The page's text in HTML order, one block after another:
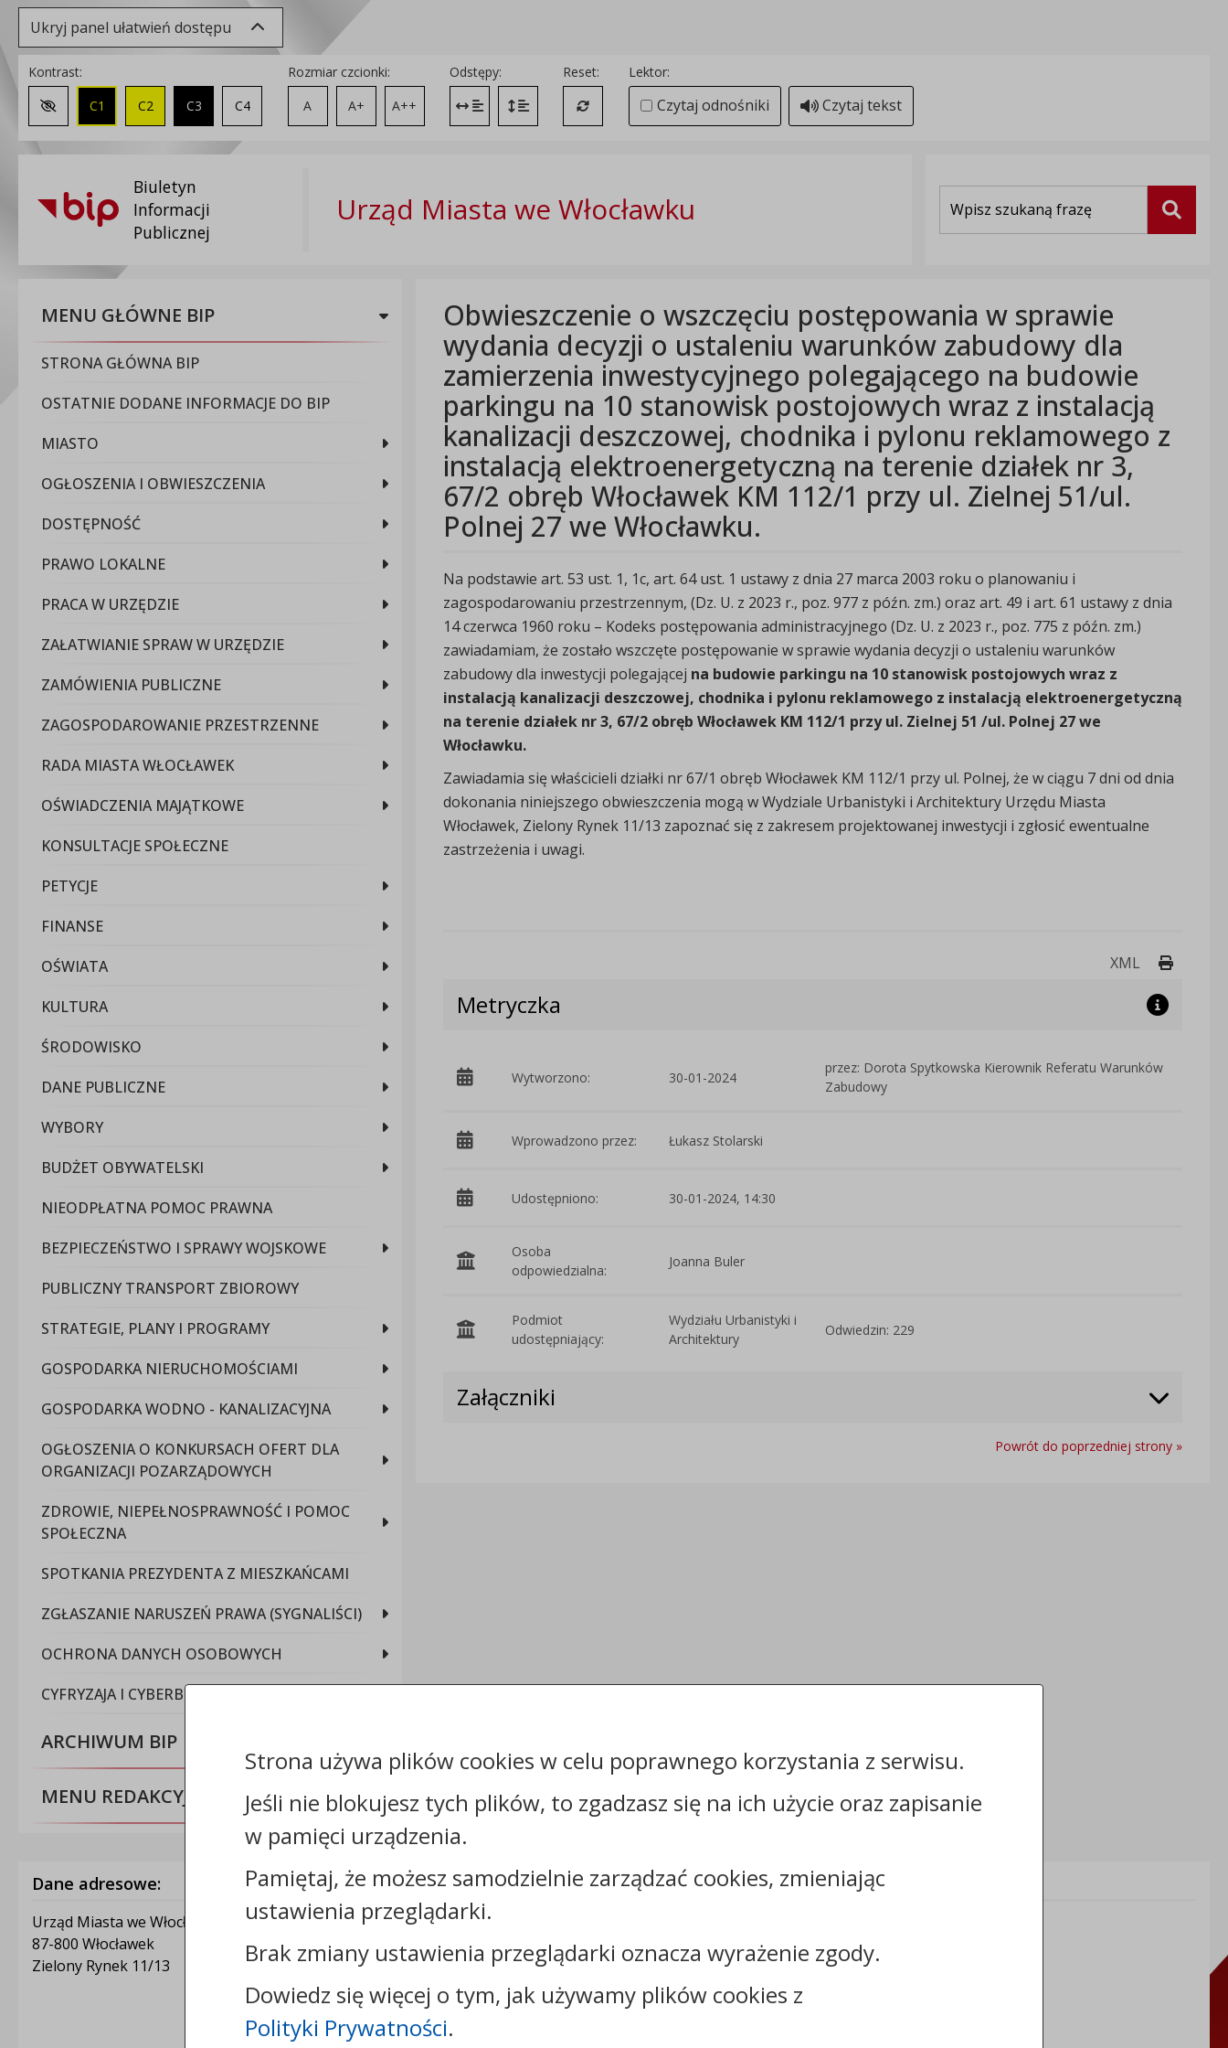
Ukryj panel ułatwień dostępu
Kontrast:
Zmień kontrast na domyślny
C1 C2 C3 C4
Rozmiar czcionki:
A
A+ A++
Odstępy:
Zmień odstęp między literami
Zmień interlinię i margines między paragrafami
Reset:
Przywróć ustawienia domyślne
Lektor:
Czytaj odnośniki Czytaj tekst
Biuletyn
Informacji
Publicznej
Urząd Miasta we Włocławku Szukaj
MENU GŁÓWNE BIP
STRONA GŁÓWNA BIP
OSTATNIE DODANE INFORMACJE DO BIP
MIASTO
OGŁOSZENIA I OBWIESZCZENIA
DOSTĘPNOŚĆ
PRAWO LOKALNE
PRACA W URZĘDZIE
ZAŁATWIANIE SPRAW W URZĘDZIE
ZAMÓWIENIA PUBLICZNE
ZAGOSPODAROWANIE PRZESTRZENNE
RADA MIASTA WŁOCŁAWEK
OŚWIADCZENIA MAJĄTKOWE
KONSULTACJE SPOŁECZNE
PETYCJE
FINANSE
OŚWIATA
KULTURA
ŚRODOWISKO
DANE PUBLICZNE
WYBORY
BUDŻET OBYWATELSKI
NIEODPŁATNA POMOC PRAWNA
BEZPIECZEŃSTWO I SPRAWY WOJSKOWE
PUBLICZNY TRANSPORT ZBIOROWY
STRATEGIE, PLANY I PROGRAMY
GOSPODARKA NIERUCHOMOŚCIAMI
GOSPODARKA WODNO - KANALIZACYJNA
OGŁOSZENIA O KONKURSACH OFERT DLA
ORGANIZACJI POZARZĄDOWYCH
ZDROWIE, NIEPEŁNOSPRAWNOŚĆ I POMOC
SPOŁECZNA
SPOTKANIA PREZYDENTA Z MIESZKAŃCAMI
ZGŁASZANIE NARUSZEŃ PRAWA (SYGNALIŚCI)
OCHRONA DANYCH OSOBOWYCH
CYFRYZAJA I CYBERBEZPIECZEŃSTWO
ARCHIWUM BIP
MENU REDAKCYJNE
Obwieszczenie o wszczęciu postępowania w sprawie
wydania decyzji o ustaleniu warunków zabudowy dla
zamierzenia inwestycyjnego polegającego na budowie
parkingu na 10 stanowisk postojowych wraz z instalacją
kanalizacji deszczowej, chodnika i pylonu reklamowego z
instalacją elektroenergetyczną na terenie działek nr 3,
67/2 obręb Włocławek KM 112/1 przy ul. Zielnej 51/ul.
Polnej 27 we Włocławku.
Na podstawie art. 53 ust. 1, 1c, art. 64 ust. 1 ustawy z dnia 27 marca 2003 roku o planowaniu i
zagospodarowaniu przestrzennym, (Dz. U. z 2023 r., poz. 977 z późn. zm.) oraz art. 49 i art. 61 ustawy z dnia
14 czerwca 1960 roku – Kodeks postępowania administracyjnego (Dz. U. z 2023 r., poz. 775 z późn. zm.)
zawiadamiam, że zostało wszczęte postępowanie w sprawie wydania decyzji o ustaleniu warunków
zabudowy dla inwestycji polegającej na budowie parkingu na 10 stanowisk postojowych wraz z
instalacją kanalizacji deszczowej, chodnika i pylonu reklamowego z instalacją elektroenergetyczną
na terenie działek nr 3, 67/2 obręb Włocławek KM 112/1 przy ul. Zielnej 51 /ul. Polnej 27 we
Włocławku.
Zawiadamia się właścicieli działki nr 67/1 obręb Włocławek KM 112/1 przy ul. Polnej, że w ciągu 7 dni od dnia
dokonania niniejszego obwieszczenia mogą w Wydziale Urbanistyki i Architektury Urzędu Miasta
Włocławek, Zielony Rynek 11/13 zapoznać się z zakresem projektowanej inwestycji i zgłosić ewentualne
zastrzeżenia i uwagi.
XML Drukuj
Metryczka
Wytworzono: 30-01-2024
przez: Dorota Spytkowska Kierownik Referatu Warunków
Zabudowy
Wprowadzono przez: Łukasz Stolarski
Udostępniono: 30-01-2024, 14:30
Osoba
odpowiedzialna:
Joanna Buler
Podmiot
udostępniający:
Wydziału Urbanistyki i
Architektury
Odwiedzin: 229
Załączniki
Powrót do poprzedniej strony »
Dane adresowe:
Urząd Miasta we Włocławku
87-800 Włocławek
Zielony Rynek 11/13
Kontakt:
tel.:+48544144000
faks: +48544144444
e-mail:poczta@um.wloclawek.pl
skrytka ePUAP: /umwloclawek/SkrytkaESP lub
/umwloclawek/skrytka
strona www:
Informacje dodatkowe:
REGON: 910866910
TERYT: 0464011
Strona używa plików cookies w celu poprawnego korzystania z serwisu.
Jeśli nie blokujesz tych plików, to zgadzasz się na ich użycie oraz zapisanie
w pamięci urządzenia.
Pamiętaj, że możesz samodzielnie zarządzać cookies, zmieniając
ustawienia przeglądarki.
Brak zmiany ustawienia przeglądarki oznacza wyrażenie zgody.
Dowiedz się więcej o tym, jak używamy plików cookies z
Polityki Prywatności.